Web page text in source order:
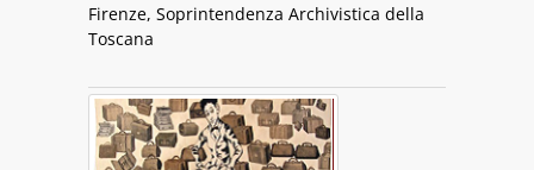
Firenze, Soprintendenza Archivistica della
Toscana